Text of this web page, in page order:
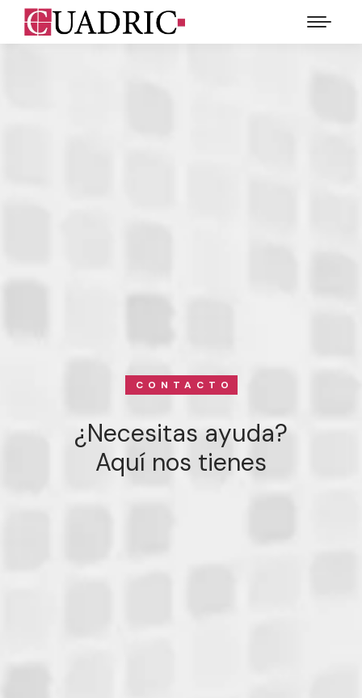
CONTACTO
¿Necesitas ayuda?
Aquí nos tienes